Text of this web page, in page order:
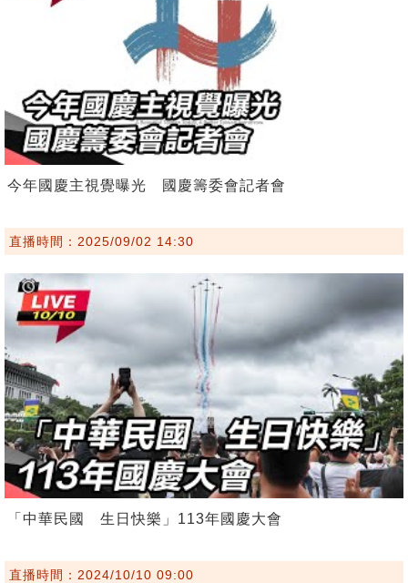
今年國慶主視覺曝光 國慶籌委會記者會
直播時間：2025/09/02 14:30
「中華民國 生日快樂」113年國慶大會
直播時間：2024/10/10 09:00